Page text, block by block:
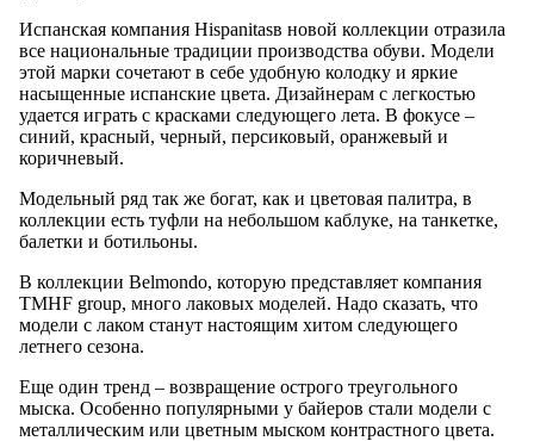
Испанская компания Hispanitasв новой коллекции отразила
все национальные традиции производства обуви. Модели
этой марки сочетают в себе удобную колодку и яркие
насыщенные испанские цвета. Дизайнерам с легкостью
удается играть с красками следующего лета. В фокусе –
синий, красный, черный, персиковый, оранжевый и
коричневый.
Модельный ряд так же богат, как и цветовая палитра, в
коллекции есть туфли на небольшом каблуке, на танкетке,
балетки и ботильоны.
В коллекции Belmondo, которую представляет компания
TMHF group, много лаковых моделей. Надо сказать, что
модели с лаком станут настоящим хитом следующего
летнего сезона.
Еще один тренд – возвращение острого треугольного
мыска. Особенно популярными у байеров стали модели с
металлическим или цветным мыском контрастного цвета.